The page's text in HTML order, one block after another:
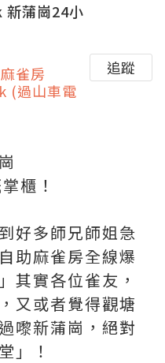
蒲崗24小
雀房
(過山車電
追蹤
櫃！
好多師兄師姐急
助麻雀房全線爆
其實各位雀友，
又或者覺得觀塘
嚟新蒲崗，絕對
」！